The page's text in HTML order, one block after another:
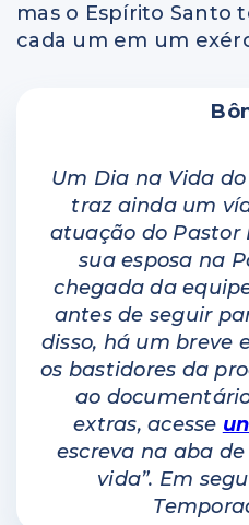
mas o Espírito Santo
cada um em um
Um Dia na Vida
traz ainda um
atuação do Pastor
sua esposa na
chegada da
antes de seguir
disso, há um breve
os bastidores da
ao
extras, acesse
escreva na aba
vida”. Em